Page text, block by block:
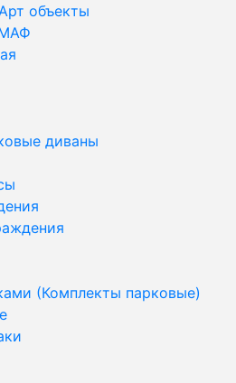
объекты
диваны
(Комплекты парковые)